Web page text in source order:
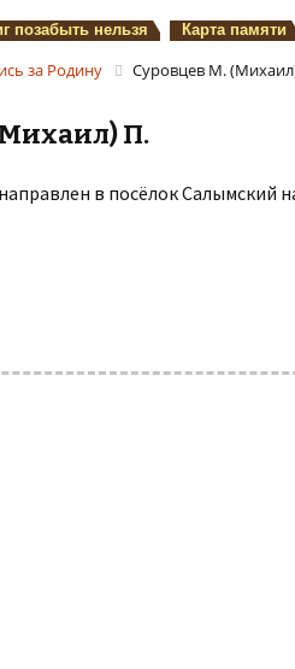
позабыть нельзя Карта памяти
за Родину Суровцев М.
П.
в посёлок Салымский